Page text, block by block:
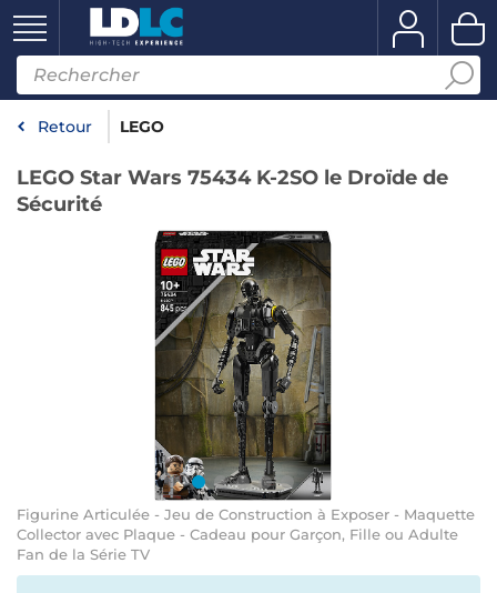
Retour LEGO
LEGO Star Wars 75434 K-2SO le Droïde de
Sécurité
Figurine Articulée - Jeu de Construction à Exposer - Maquette
Collector avec Plaque - Cadeau pour Garçon, Fille ou Adulte
Fan de la Série TV